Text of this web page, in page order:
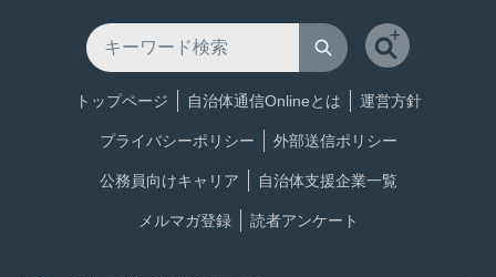
トップページ 自治体通信Onlineとは 運営方針
プライバシーポリシー 外部送信ポリシー
公務員向けキャリア 自治体支援企業一覧
メルマガ登録 読者アンケート